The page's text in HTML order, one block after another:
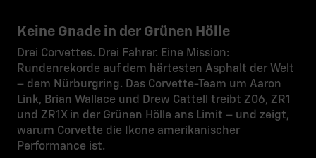
Keine Gnade in der Grünen Hölle
Drei Corvettes. Drei Fahrer. Eine Mission:
Rundenrekorde auf dem härtesten Asphalt der Welt
– dem Nürburgring. Das Corvette-Team um Aaron
Link, Brian Wallace und Drew Cattell treibt Z06, ZR1
und ZR1X in der Grünen Hölle ans Limit – und zeigt,
warum Corvette die Ikone amerikanischer
Performance ist.